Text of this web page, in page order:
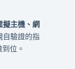
擬主機、網
自驗證的指
位。